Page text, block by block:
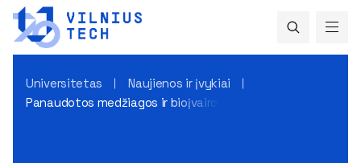
Universitetas
Naujienos ir įvykiai
Panaudotos medžiagos ir bioįvairovės skatinimas –